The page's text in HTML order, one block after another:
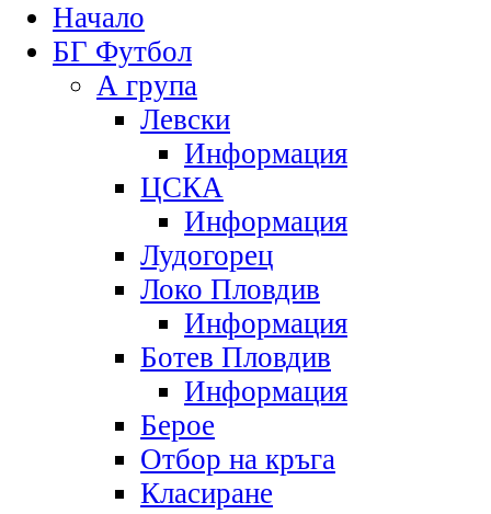
Начало
БГ Футбол
А група
Левски
Информация
ЦСКА
Информация
Лудогорец
Локо Пловдив
Информация
Ботев Пловдив
Информация
Берое
Отбор на кръга
Класиране